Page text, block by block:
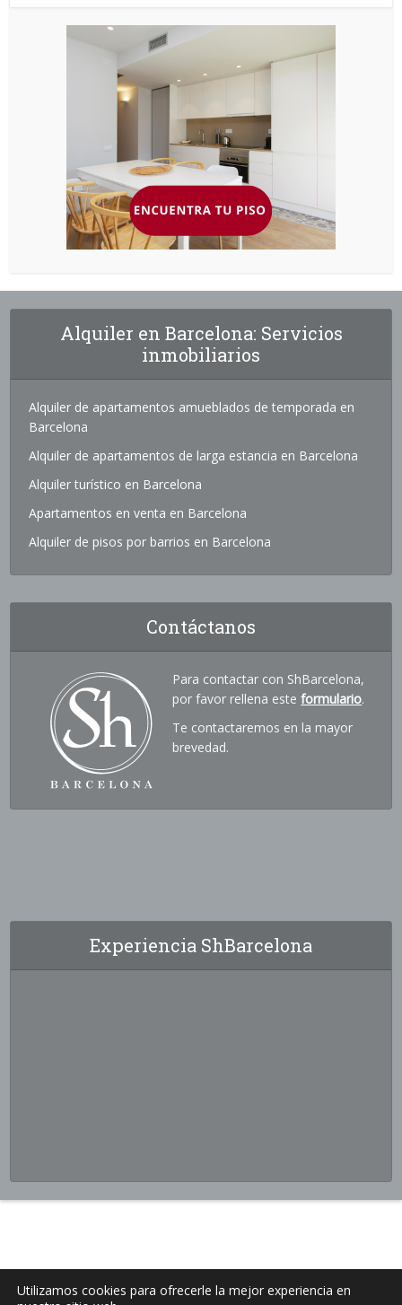
Alquiler en Barcelona: Servicios
inmobiliarios
Alquiler de apartamentos amueblados de temporada en
Barcelona
Alquiler de apartamentos de larga estancia en Barcelona
Alquiler turístico en Barcelona
Apartamentos en venta en Barcelona
Alquiler de pisos por barrios en Barcelona
Contáctanos
Para contactar con ShBarcelona,
por favor rellena esteformulario.
Te contactaremos en la mayor
brevedad.
Experiencia ShBarcelona
Utilizamos cookies para ofrecerle la mejor experiencia en